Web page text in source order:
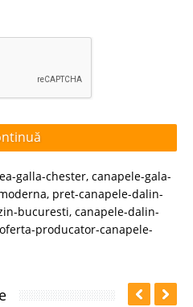
galla-chester, canapele-gala-
, pret-canapele-dalin-
bucuresti, canapele-dalin-
oferta-producator-canapele-